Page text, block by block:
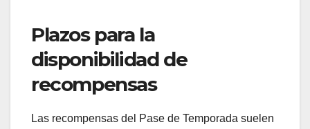
Plazos para la
disponibilidad de
recompensas
Las recompensas del Pase de Temporada suelen